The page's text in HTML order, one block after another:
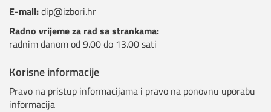
E-mail:dip@izbori.hr
Radno vrijeme za rad sa strankama:
radnim danom od 9.00 do 13.00 sati
Korisne informacije
Pravo na pristup informacijama i pravo na ponovnu uporabu
informacija